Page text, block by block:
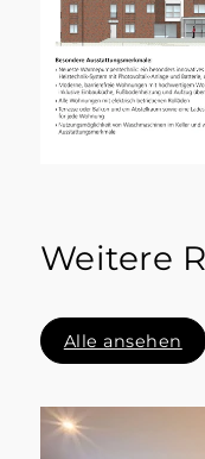
Weitere
Alle ansehen